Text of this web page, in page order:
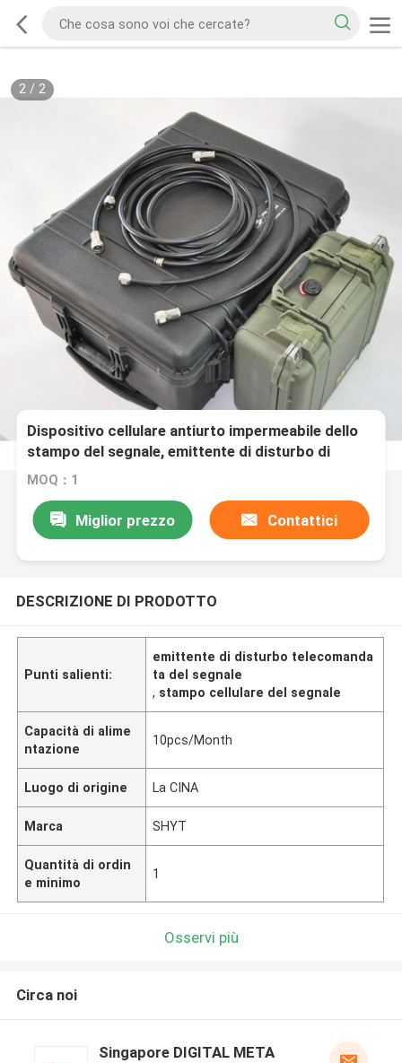
2/ 2
Dispositivo cellulare antiurto impermeabile dello
stampo del segnale, emittente di disturbo di
frequenza del telefono cellulare
MOQ：1
Miglior prezzo Contattici
DESCRIZIONE DI PRODOTTO
Punti salienti:
emittente di disturbo telecomanda
ta del segnale
, stampo cellulare del segnale
Capacità di alime
ntazione
10pcs/Month
Luogo di origine La CINA
Marca SHYT
Quantità di ordin
e minimo
1
Osservi più
Circa noi
Singapore DIGITAL META